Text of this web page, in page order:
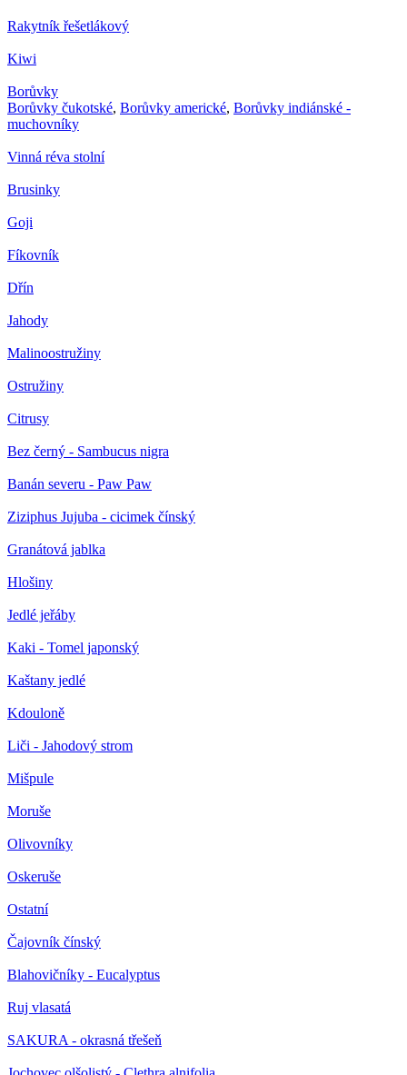
Rakytník řešetlákový
Kiwi
Borůvky
Borůvky čukotské, Borůvky americké, Borůvky indiánské -
muchovníky
Vinná réva stolní
Brusinky
Goji
Fíkovník
Dřín
Jahody
Malinoostružiny
Ostružiny
Citrusy
Bez černý - Sambucus nigra
Banán severu - Paw Paw
Ziziphus Jujuba - cicimek čínský
Granátová jablka
Hlošiny
Jedlé jeřáby
Kaki - Tomel japonský
Kaštany jedlé
Kdouloně
Liči - Jahodový strom
Mišpule
Moruše
Olivovníky
Oskeruše
Ostatní
Čajovník čínský
Blahovičníky - Eucalyptus
Ruj vlasatá
SAKURA - okrasná třešeň